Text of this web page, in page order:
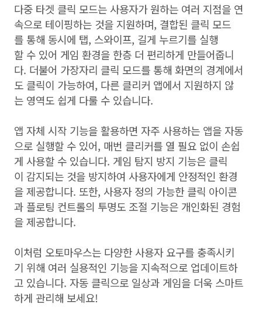
다중 타겟 클릭 모드는 사용자가 원하는 여러 지점을 연
속으로 테이핑하는 것을 지원하며, 결합된 클릭 모드
를 통해 동시에 탭, 스와이프, 길게 누르기를 실행
할 수 있어 게임 환경을 한층 더 편리하게 만들어줍니
다. 더불어 가장자리 클릭 모드를 통해 화면의 경계에서
도 클릭이 가능하여, 다른 클리커 앱에서 지원하지 않
는 영역도 쉽게 다룰 수 있습니다.
앱 자체 시작 기능을 활용하면 자주 사용하는 앱을 자동
으로 실행할 수 있어, 매번 클리커를 열 필요 없이 손쉽
게 사용할 수 있습니다. 게임 탐지 방지 기능은 클릭
이 감지되는 것을 방지하여 사용자에게 안정적인 환경
을 제공합니다. 또한, 사용자 정의 가능한 클릭 아이콘
과 플로팅 컨트롤의 투명도 조절 기능은 개인화된 경험
을 제공합니다.
이처럼 오토마우스는 다양한 사용자 요구를 충족시키
기 위해 여러 실용적인 기능을 지속적으로 업데이트하
고 있습니다. 자동 클릭으로 일상과 게임을 더욱 스마트
하게 관리해 보세요!